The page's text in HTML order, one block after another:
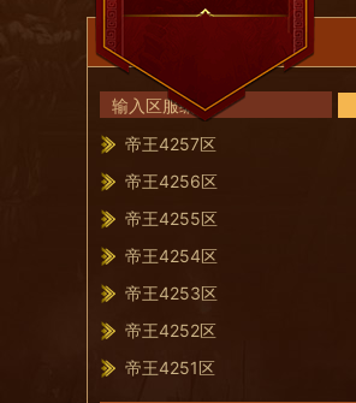
服务器列表
帝王4257区
帝王4256区
帝王4255区
帝王4254区
帝王4253区
帝王4252区
帝王4251区